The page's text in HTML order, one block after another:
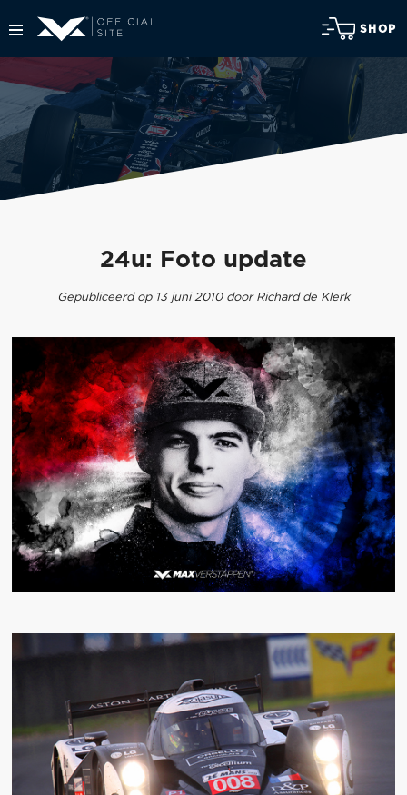
SHOP
24u: Foto update
Gepubliceerd op 13 juni 2010 door Richard de Klerk